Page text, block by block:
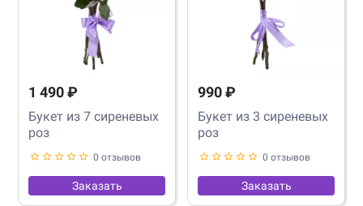
1 490 ₽
Букет из 7 сиреневых
роз
0 отзывов
Заказать
990 ₽
Букет из 3 сиреневых
роз
0 отзывов
Заказать